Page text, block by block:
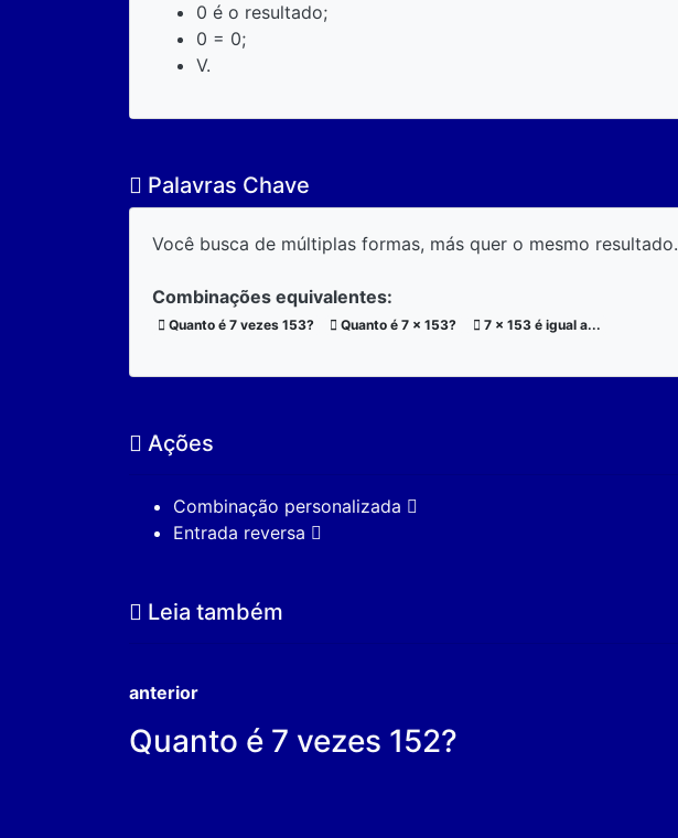
0 é o resultado;
0 = 0;
V.
Palavras Chave
Você busca de múltiplas formas, más quer o mesmo resultado.
Combinações equivalentes:
Quanto é 7 vezes 153? Quanto é 7 x 153? 7 x 153 é igual a...
Ações
Combinação personalizada
Entrada reversa
Leia também
anterior
Quanto é 7 vezes 152?